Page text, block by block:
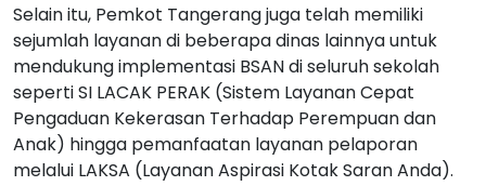
Selain itu, Pemkot Tangerang juga telah memiliki
sejumlah layanan di beberapa dinas lainnya untuk
mendukung implementasi BSAN di seluruh sekolah
seperti SI LACAK PERAK (Sistem Layanan Cepat
Pengaduan Kekerasan Terhadap Perempuan dan
Anak) hingga pemanfaatan layanan pelaporan
melalui LAKSA (Layanan Aspirasi Kotak Saran Anda).